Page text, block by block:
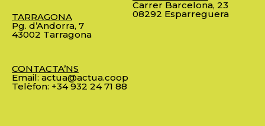
TARRAGONA
Pg. d’Andorra, 7
43002 Tarragona
CONTACTA’NS
Email: actua@actua.coop
Telèfon: +34 932 24 71 88
Carrer Barcelona, 23
08292 Esparreguera